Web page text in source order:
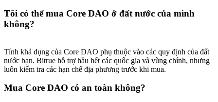
Tôi có thể mua Core DAO ở đất nước của mình
không?
Tính khả dụng của Core DAO phụ thuộc vào các quy định của đất
nước bạn. Bitrue hỗ trợ hầu hết các quốc gia và vùng chính, nhưng
luôn kiểm tra các hạn chế địa phương trước khi mua.
Mua Core DAO có an toàn không?